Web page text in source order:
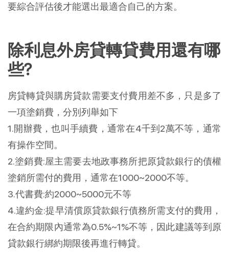
要綜合評估後才能選出最適合自己的方案。
除利息外房貸轉貸費用還有哪
些?
房貸轉貸與購房貸款需要支付費用差不多，只是多了
一項塗銷費，分別列舉如下
1.開辦費，也叫手續費，通常在4千到2萬不等，通常
有操作空間。
2.塗銷費:屋主需要去地政事務所把原貸款銀行的債權
塗銷所需付的費用，通常在1000~2000不等。
3.代書費:約2000~5000元不等
4.違約金:提早清償原貸款銀行債務所需支付的費用，
在合約期限內通常為0.5%~1%不等，因此建議等到原
貸款銀行綁約期限後再進行轉貸。